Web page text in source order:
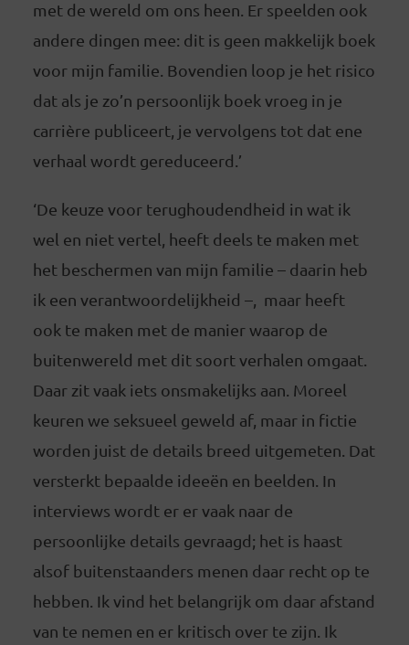
met de wereld om ons heen. Er speelden ook
andere dingen mee: dit is geen makkelijk boek
voor mijn familie. Bovendien loop je het risico
dat als je zo’n persoonlijk boek vroeg in je
carrière publiceert, je vervolgens tot dat ene
verhaal wordt gereduceerd.’
‘De keuze voor terughoudendheid in wat ik
wel en niet vertel, heeft deels te maken met
het beschermen van mijn familie – daarin heb
ik een verantwoordelijkheid –, maar heeft
ook te maken met de manier waarop de
buitenwereld met dit soort verhalen omgaat.
Daar zit vaak iets onsmakelijks aan. Moreel
keuren we seksueel geweld af, maar in fictie
worden juist de details breed uitgemeten. Dat
versterkt bepaalde ideeën en beelden. In
interviews wordt er er vaak naar de
persoonlijke details gevraagd; het is haast
alsof buitenstaanders menen daar recht op te
hebben. Ik vind het belangrijk om daar afstand
van te nemen en er kritisch over te zijn. Ik